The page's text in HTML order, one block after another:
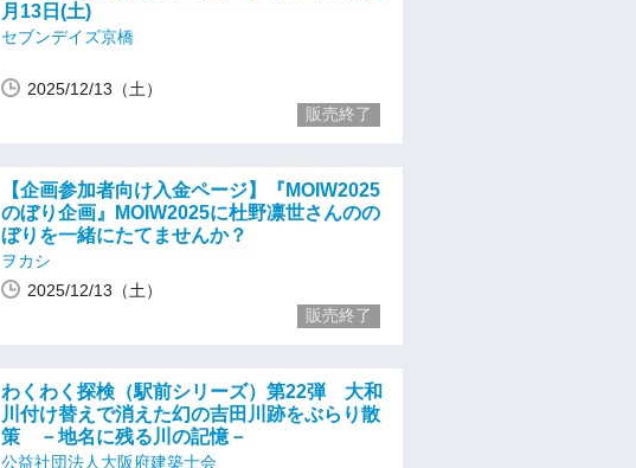
月13日(土)
セブンデイズ京橋
2025/12/13（土）
販売終了
【企画参加者向け入金ページ】『MOIW2025
のぼり企画』MOIW2025に杜野凛世さんのの
ぼりを一緒にたてませんか？
ヲカシ
2025/12/13（土）
販売終了
わくわく探検（駅前シリーズ）第22弾 大和
川付け替えで消えた幻の吉田川跡をぶらり散
策 －地名に残る川の記憶－
公益社団法人大阪府建築士会